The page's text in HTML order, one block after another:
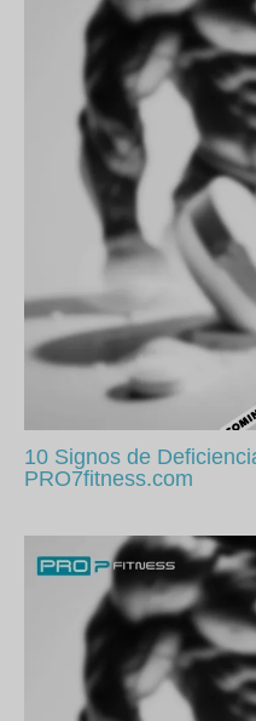
10 Signos de
PRO7fitness.com